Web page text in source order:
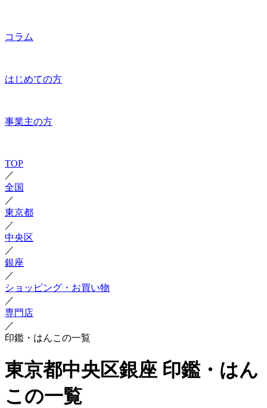
コラム
はじめての方
事業主の方
TOP
／
全国
／
東京都
／
中央区
／
銀座
／
ショッピング・お買い物
／
専門店
／
印鑑・はんこの一覧
東京都中央区銀座 印鑑・はん
この一覧